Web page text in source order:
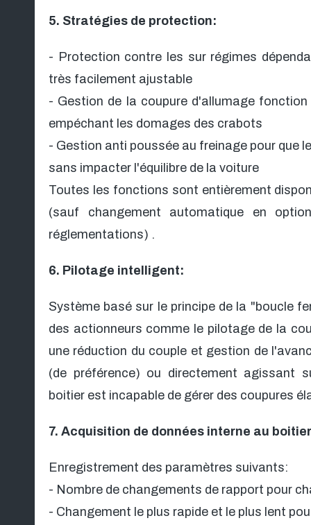
5. Stratégies de protection:
- Protection contre les sur régimes
très facilement ajustable
- Gestion de la coupure d'allumage
empéchant les domages des crabots
- Gestion anti poussée au freinage pour que
sans impacter l'équilibre de la voiture
Toutes les fonctions sont entièrement
(sauf changement automatique en
réglementations) .
6. Pilotage intelligent:
Système basé sur le principe de la "boucle
des actionneurs comme le pilotage de la
une réduction du couple et gestion de
(de préférence) ou directement agissant
boitier est incapable de gérer des coupures
7. Acquisition de données interne au
Enregistrement des paramètres suivants:
- Nombre de changements de rapport pour
- Changement le plus rapide et le plus lent